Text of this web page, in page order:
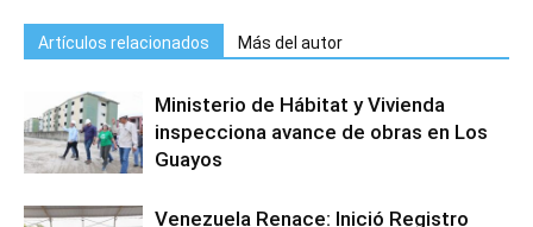
Artículos relacionados Más del autor
Ministerio de Hábitat y Vivienda
inspecciona avance de obras en Los
Guayos
Venezuela Renace: Inició Registro